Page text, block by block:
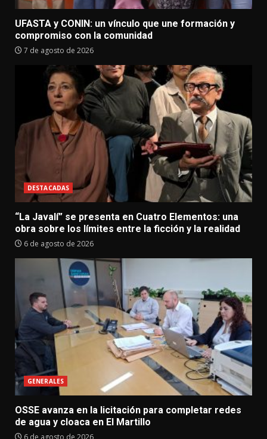
UFASTA y CONIN: un vínculo que une formación y
compromiso con la comunidad
7 de agosto de 2026
DESTACADAS
“La Javalí” se presenta en Cuatro Elementos: una
obra sobre los límites entre la ficción y la realidad
6 de agosto de 2026
GENERALES
OSSE avanza en la licitación para completar redes
de agua y cloaca en El Martillo